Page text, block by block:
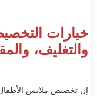
خيارات
والتغليف،
إن تخصيص ملابس الأطفال